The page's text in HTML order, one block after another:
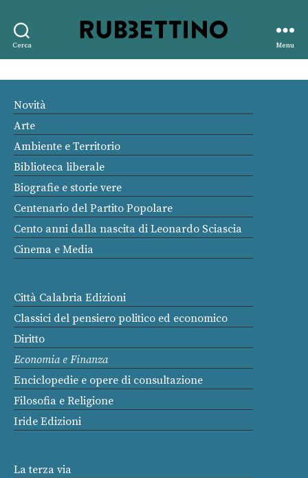
Cerca
editore
Menu
Novità
Arte
Ambiente e Territorio
Biblioteca liberale
Biografie e storie vere
Centenario del Partito Popolare
Cento anni dalla nascita di Leonardo Sciascia
Cinema e Media
Città Calabria Edizioni
Classici del pensiero politico ed economico
Diritto
Economia e Finanza
Enciclopedie e opere di consultazione
Filosofia e Religione
Iride Edizioni
La terza via